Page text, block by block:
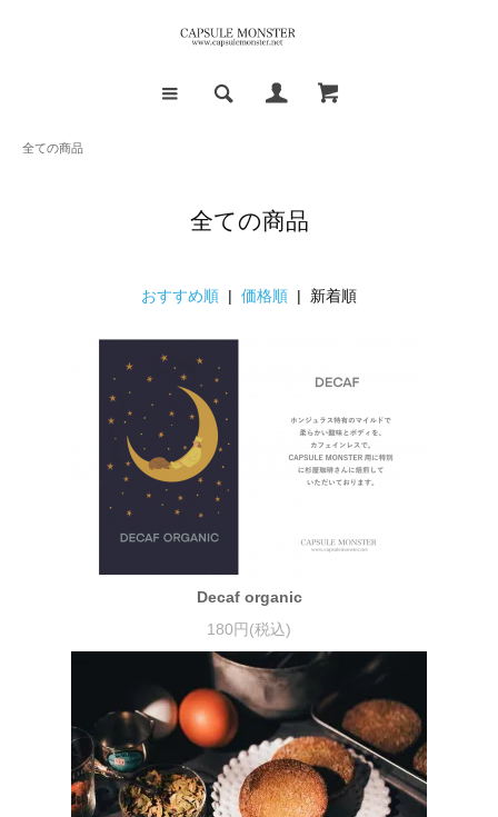
全ての商品
全ての商品
おすすめ順 | 価格順 | 新着順
Decaf organic
180円(税込)